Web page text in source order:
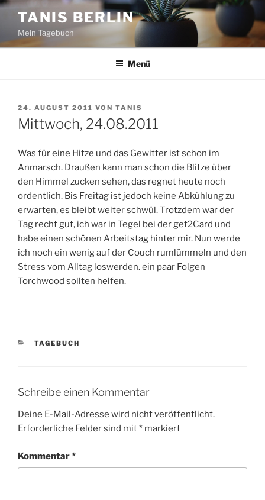
Zum
Inhalt
springen
TANIS BERLIN
Mein Tagebuch
Menü
VERÖFFENTLICHT
AM
24. AUGUST 2011 VON TANIS
Mittwoch, 24.08.2011
Was für eine Hitze und das Gewitter ist schon im
Anmarsch. Draußen kann man schon die Blitze über
den Himmel zucken sehen, das regnet heute noch
ordentlich. Bis Freitag ist jedoch keine Abkühlung zu
erwarten, es bleibt weiter schwül. Trotzdem war der
Tag recht gut, ich war in Tegel bei der get2Card und
habe einen schönen Arbeitstag hinter mir. Nun werde
ich noch ein wenig auf der Couch rumlümmeln und den
Stress vom Alltag loswerden. ein paar Folgen
Torchwood sollten helfen.
KATEGORIEN
TAGEBUCH
Schreibe einen Kommentar
Deine E-Mail-Adresse wird nicht veröffentlicht.
Erforderliche Felder sind mit* markiert
Kommentar*